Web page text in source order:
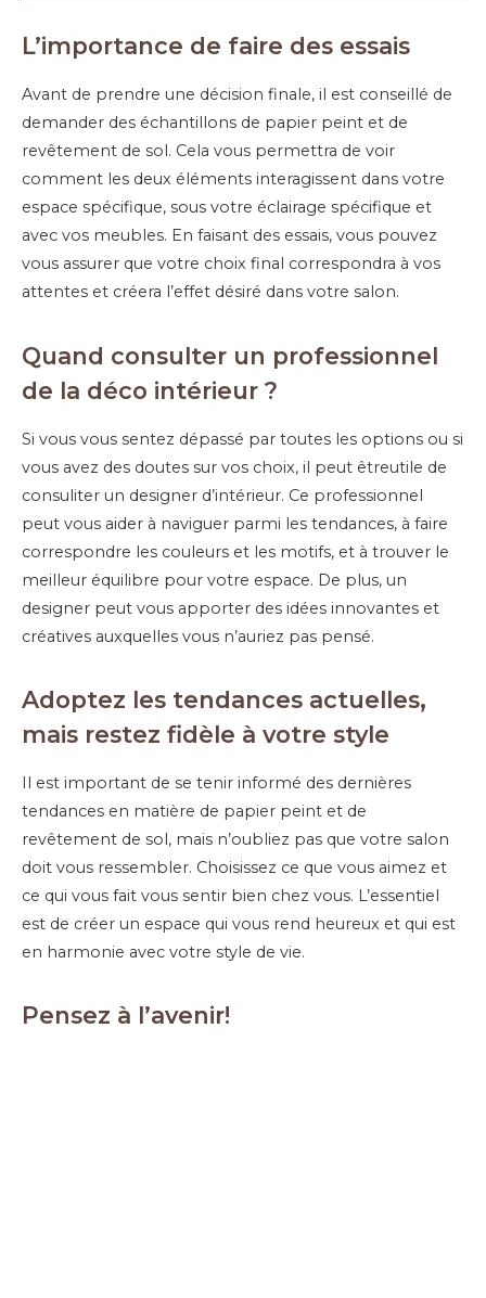
L’importance de faire des essais
Avant de prendre une décision finale, il est conseillé de
demander des échantillons de papier peint et de
revêtement de sol. Cela vous permettra de voir
comment les deux éléments interagissent dans votre
espace spécifique, sous votre éclairage spécifique et
avec vos meubles. En faisant des essais, vous pouvez
vous assurer que votre choix final correspondra à vos
attentes et créera l’effet désiré dans votre salon.
Quand consulter un professionnel
de la déco intérieur ?
Si vous vous sentez dépassé par toutes les options ou si
vous avez des doutes sur vos choix, il peut êtreutile de
consuliter un designer d’intérieur. Ce professionnel
peut vous aider à naviguer parmi les tendances, à faire
correspondre les couleurs et les motifs, et à trouver le
meilleur équilibre pour votre espace. De plus, un
designer peut vous apporter des idées innovantes et
créatives auxquelles vous n’auriez pas pensé.
Adoptez les tendances actuelles,
mais restez fidèle à votre style
Il est important de se tenir informé des dernières
tendances en matière de papier peint et de
revêtement de sol, mais n’oubliez pas que votre salon
doit vous ressembler. Choisissez ce que vous aimez et
ce qui vous fait vous sentir bien chez vous. L’essentiel
est de créer un espace qui vous rend heureux et qui est
en harmonie avec votre style de vie.
Pensez à l’avenir!